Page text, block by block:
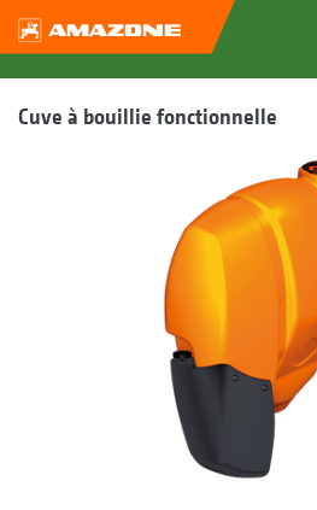
Cuve à bouillie fonctionnelle